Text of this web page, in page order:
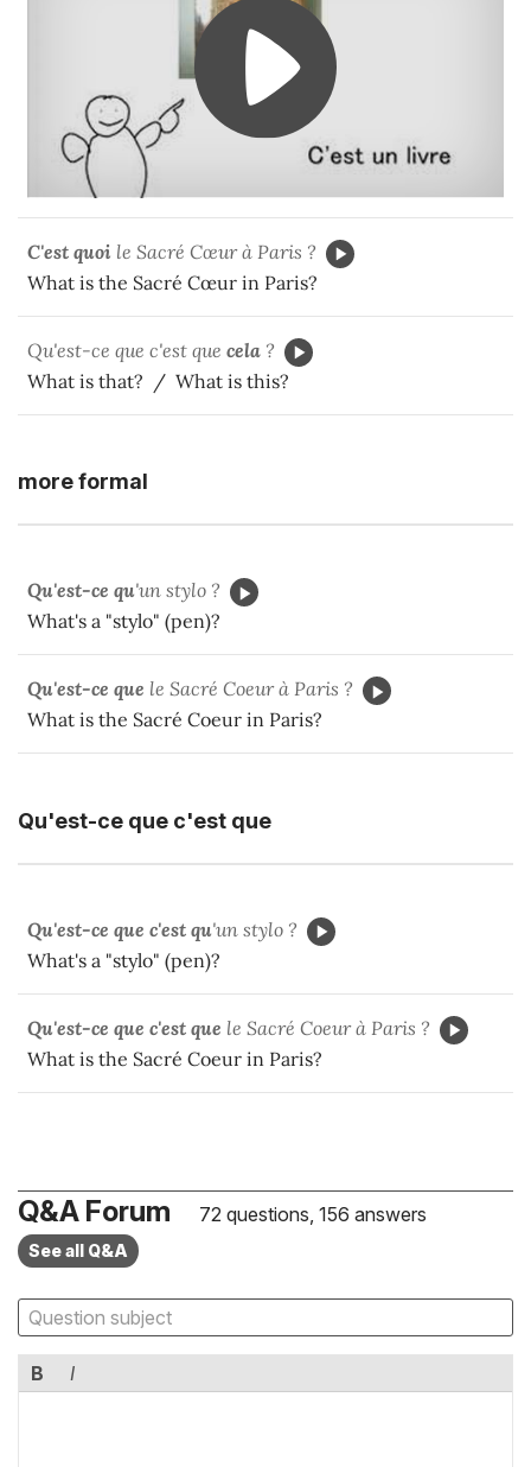
C'est quoi le Sacré Cœur à Paris ?
What is the Sacré Cœur in Paris?
Qu'est-ce que c'est que cela ?
What is that? / What is this?
more formal
Qu'est-ce qu'un stylo ?
What's a "stylo" (pen)?
Qu'est-ce que le Sacré Coeur à Paris ?
What is the Sacré Coeur in Paris?
Qu'est-ce que c'est que
Qu'est-ce que c'est qu'un stylo ?
What's a "stylo" (pen)?
Qu'est-ce que c'est que le Sacré Coeur à Paris ?
What is the Sacré Coeur in Paris?
Q&A Forum 72 questions, 156 answers
See all Q&A
B I